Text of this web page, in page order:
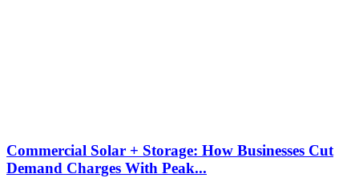
Commercial Solar + Storage: How Businesses Cut
Demand Charges With Peak...